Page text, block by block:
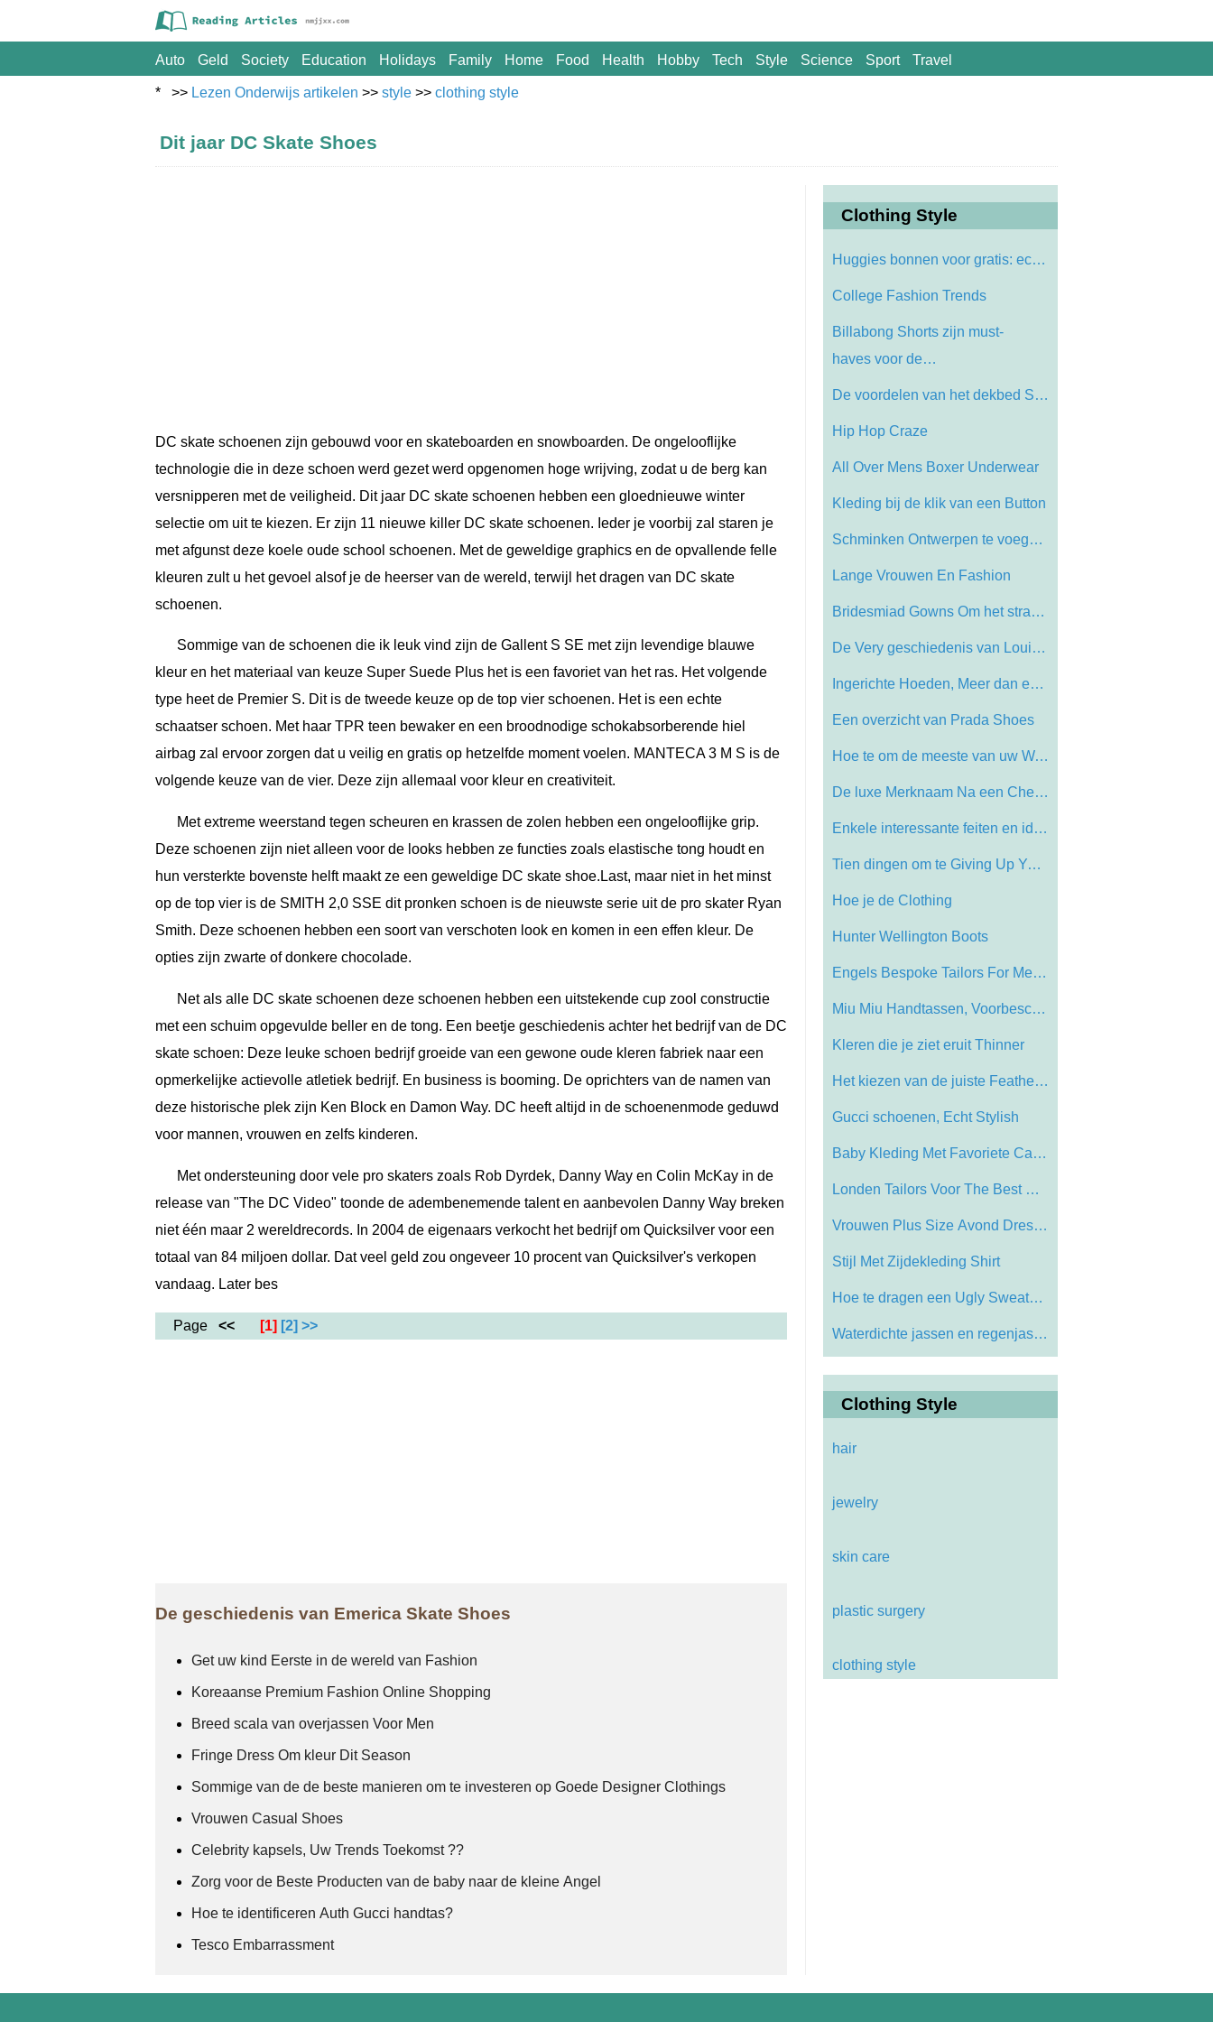
Auto Geld Society Education Holidays Family Home Food Health Hobby Tech Style Science Sport Travel
* >> Lezen Onderwijs artikelen >> style >> clothing style
Dit jaar DC Skate Shoes
DC skate schoenen zijn gebouwd voor en skateboarden en snowboarden. De ongelooflijke
technologie die in deze schoen werd gezet werd opgenomen hoge wrijving, zodat u de berg kan
versnipperen met de veiligheid. Dit jaar DC skate schoenen hebben een gloednieuwe winter
selectie om uit te kiezen. Er zijn 11 nieuwe killer DC skate schoenen. Ieder je voorbij zal staren je
met afgunst deze koele oude school schoenen. Met de geweldige graphics en de opvallende felle
kleuren zult u het gevoel alsof je de heerser van de wereld, terwijl het dragen van DC skate
schoenen.
Sommige van de schoenen die ik leuk vind zijn de Gallent S SE met zijn levendige blauwe
kleur en het materiaal van keuze Super Suede Plus het is een favoriet van het ras. Het volgende
type heet de Premier S. Dit is de tweede keuze op de top vier schoenen. Het is een echte
schaatser schoen. Met haar TPR teen bewaker en een broodnodige schokabsorberende hiel
airbag zal ervoor zorgen dat u veilig en gratis op hetzelfde moment voelen. MANTECA 3 M S is de
volgende keuze van de vier. Deze zijn allemaal voor kleur en creativiteit.
Met extreme weerstand tegen scheuren en krassen de zolen hebben een ongelooflijke grip.
Deze schoenen zijn niet alleen voor de looks hebben ze functies zoals elastische tong houdt en
hun versterkte bovenste helft maakt ze een geweldige DC skate shoe.Last, maar niet in het minst
op de top vier is de SMITH 2,0 SSE dit pronken schoen is de nieuwste serie uit de pro skater Ryan
Smith. Deze schoenen hebben een soort van verschoten look en komen in een effen kleur. De
opties zijn zwarte of donkere chocolade.
Net als alle DC skate schoenen deze schoenen hebben een uitstekende cup zool constructie
met een schuim opgevulde beller en de tong. Een beetje geschiedenis achter het bedrijf van de DC
skate schoen: Deze leuke schoen bedrijf groeide van een gewone oude kleren fabriek naar een
opmerkelijke actievolle atletiek bedrijf. En business is booming. De oprichters van de namen van
deze historische plek zijn Ken Block en Damon Way. DC heeft altijd in de schoenenmode geduwd
voor mannen, vrouwen en zelfs kinderen.
Met ondersteuning door vele pro skaters zoals Rob Dyrdek, Danny Way en Colin McKay in de
release van "The DC Video" toonde de adembenemende talent en aanbevolen Danny Way breken
niet één maar 2 wereldrecords. In 2004 de eigenaars verkocht het bedrijf om Quicksilver voor een
totaal van 84 miljoen dollar. Dat veel geld zou ongeveer 10 procent van Quicksilver's verkopen
vandaag. Later bes
Page << [1] [2] >>
De geschiedenis van Emerica Skate Shoes
Get uw kind Eerste in de wereld van Fashion
Koreaanse Premium Fashion Online Shopping
Breed scala van overjassen Voor Men
Fringe Dress Om kleur Dit Season
Sommige van de de beste manieren om te investeren op Goede Designer Clothings
Vrouwen Casual Shoes
Celebrity kapsels, Uw Trends Toekomst ??
Zorg voor de Beste Producten van de baby naar de kleine Angel
Hoe te identificeren Auth Gucci handtas?
Tesco Embarrassment
Clothing Style
Huggies bonnen voor gratis: economische …
College Fashion Trends
Billabong Shorts zijn must-
haves voor de…
De voordelen van het dekbed Sets Over Be…
Hip Hop Craze
All Over Mens Boxer Underwear
Kleding bij de klik van een Button
Schminken Ontwerpen te voegen aan uw Hal…
Lange Vrouwen En Fashion
Bridesmiad Gowns Om het strand Huwelijk …
De Very geschiedenis van Louis Vuitton V…
Ingerichte Hoeden, Meer dan een stijl As…
Een overzicht van Prada Shoes
Hoe te om de meeste van uw Wardrobe
De luxe Merknaam Na een Chequered Vorige…
Enkele interessante feiten en ideeën vo…
Tien dingen om te Giving Up Your Designe…
Hoe je de Clothing
Hunter Wellington Boots
Engels Bespoke Tailors For Men Suits
Miu Miu Handtassen, Voorbeschouwing Fall…
Kleren die je ziet eruit Thinner
Het kiezen van de juiste Feather Duster …
Gucci schoenen, Echt Stylish
Baby Kleding Met Favoriete Cartoon Chara…
Londen Tailors Voor The Best Of Mens Sui…
Vrouwen Plus Size Avond Dresses
Stijl Met Zijdekleding Shirt
Hoe te dragen een Ugly Sweater van Kerst…
Waterdichte jassen en regenjassen, Plus …
Clothing Style
hair
jewelry
skin care
plastic surgery
clothing style